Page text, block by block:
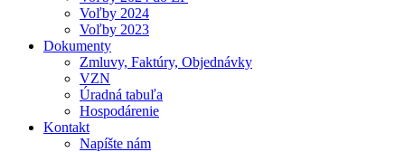
Voľby 2024
Voľby 2023
Dokumenty
Zmluvy, Faktúry, Objednávky
VZN
Úradná tabuľa
Hospodárenie
Kontakt
Napíšte nám